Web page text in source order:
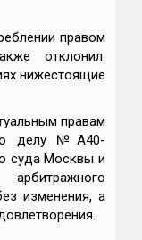
правом
отклонил.
нижестоящие
правам
делу №А40-
суда Москвы и
изменения, а